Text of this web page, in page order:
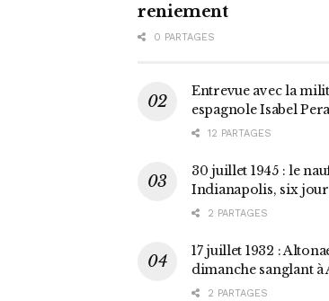
reniement
0 PARTAGES
Entrevue avec la
espagnole Isabel
12 PARTAGES
30 juillet 1945 : le
Indianapolis, six
2 PARTAGES
17 juillet 1932 :
dimanche sanglant à
2 PARTAGES